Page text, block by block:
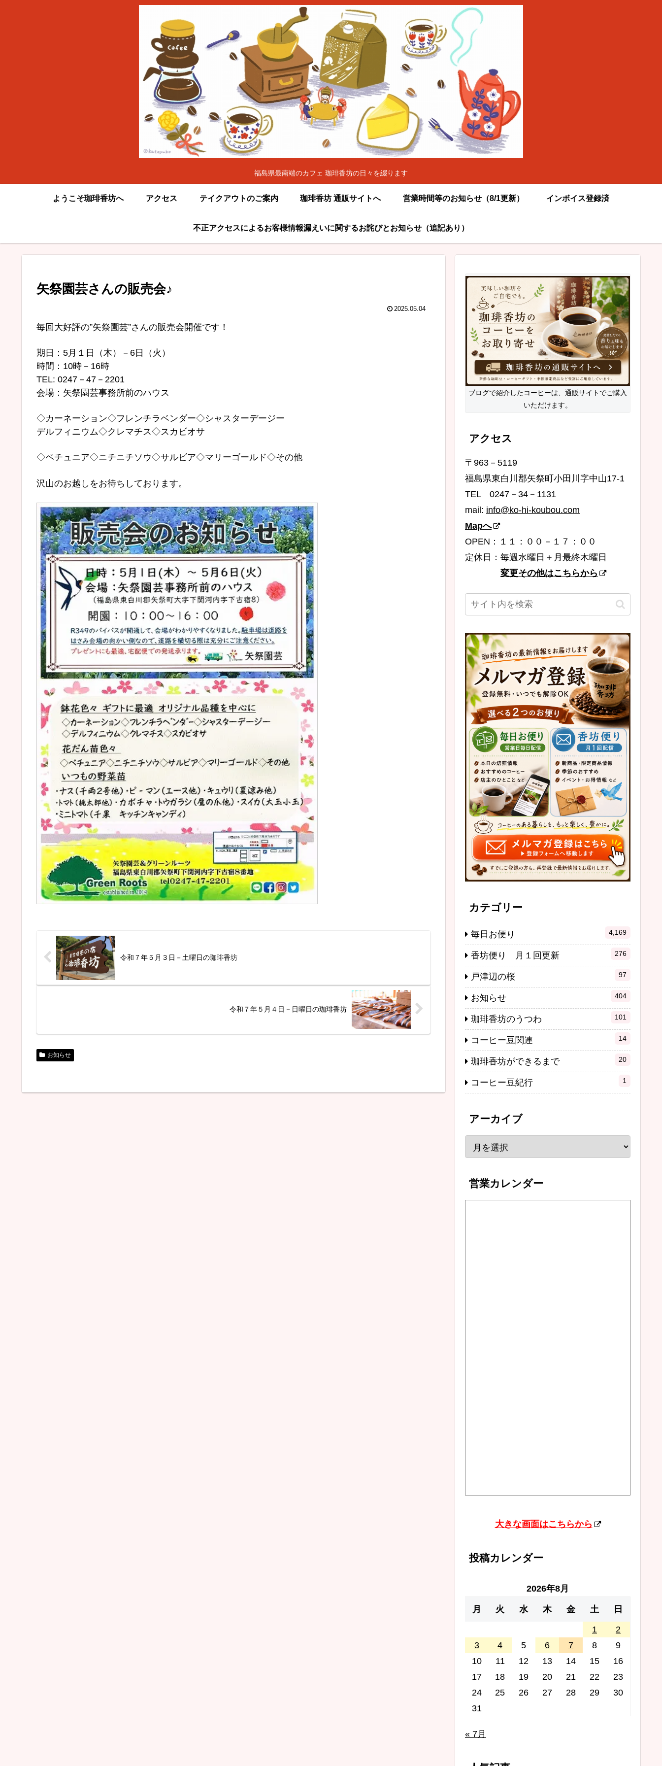
福島県最南端のカフェ 珈琲香坊の日々を綴ります
ようこそ珈琲香坊へ アクセス テイクアウトのご案内 珈琲香坊 通販サイトへ 営業時間等のお知らせ（8/1更新） インボイス登録済
不正アクセスによるお客様情報漏えいに関するお詫びとお知らせ（追記あり）
矢祭園芸さんの販売会♪
2025.05.04
毎回大好評の”矢祭園芸”さんの販売会開催です！
期日：5月１日（木）－6日（火）
時間：10時－16時
TEL: 0247－47－2201
会場：矢祭園芸事務所前のハウス
◇カーネーション◇フレンチラベンダー◇シャスターデージー
デルフィニウム◇クレマチス◇スカビオサ
◇ペチュニア◇ニチニチソウ◇サルビア◇マリーゴールド◇その他
沢山のお越しをお待ちしております。
令和７年５月３日－土曜日の珈琲香坊
令和７年５月４日－日曜日の珈琲香坊
お知らせ
ブログで紹介したコーヒーは、通販サイトでご購入
いただけます。
アクセス
〒963－5119
福島県東白川郡矢祭町小田川字中山17-1
TEL 0247－34－1131
mail: info@ko-hi-koubou.com
Mapへ
OPEN：１１：００－１７：００
定休日：毎週水曜日＋月最終木曜日
変更その他はこちらから
カテゴリー
毎日お便り 4,169
香坊便り 月１回更新 276
戸津辺の桜 97
お知らせ 404
珈琲香坊のうつわ 101
コーヒー豆関連 14
珈琲香坊ができるまで 20
コーヒー豆紀行 1
アーカイブ
営業カレンダー
大きな画面はこちらから
投稿カレンダー
2026年8月
月 火 水 木 金 土 日
1
2
3
4 5 6 7 8
9
10
11 12 13 14 15
16
17
18 19 20 21 22
23
24
25 26 27 28 29
30
31
« 7月